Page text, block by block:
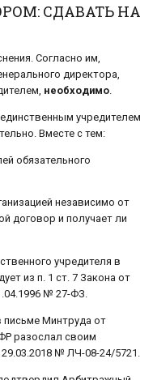
СДАВАТЬ НА
Согласно им,
директора,
необходимо
учредителем
Вместе с тем:
обязательного
независимо от
договор и получает ли
учредителя в
из п. 1 ст. 7 Закона от
№ 27-ФЗ.
письме Минтруда от
разослал своим
№ ЛЧ-08-24/5721.